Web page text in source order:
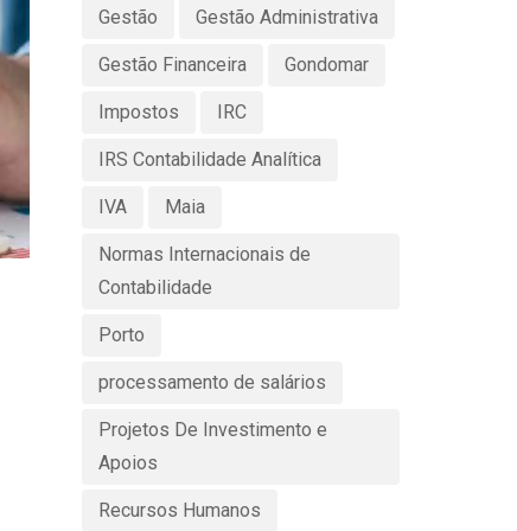
Gestão Gestão Administrativa
Gestão Financeira Gondomar
Impostos IRC
IRS Contabilidade Analítica
IVA Maia
Normas Internacionais de
Contabilidade
Porto
processamento de salários
Projetos De Investimento e
Apoios
Recursos Humanos